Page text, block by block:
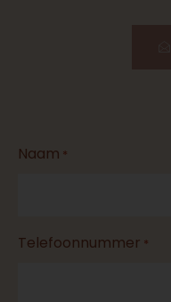
Naam *
Telefoonnummer *
DD
JJJJ